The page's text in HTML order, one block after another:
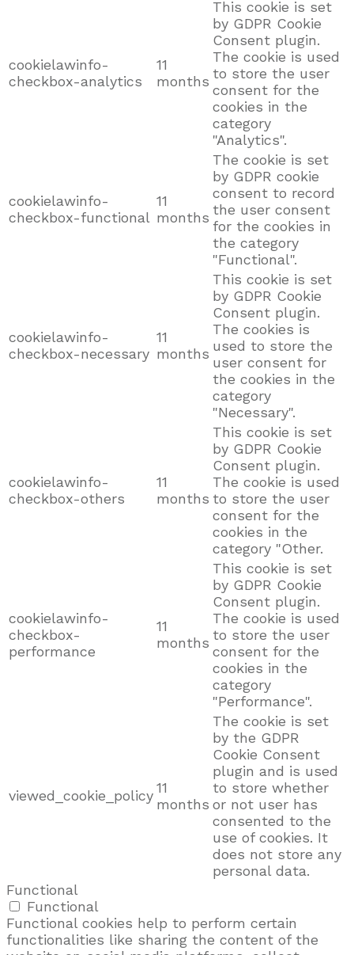
cookielawinfo-
checkbox-analytics
11
months
This cookie is set
by GDPR Cookie
Consent plugin.
The cookie is used
to store the user
consent for the
cookies in the
category
"Analytics".
cookielawinfo-
checkbox-functional
11
months
The cookie is set
by GDPR cookie
consent to record
the user consent
for the cookies in
the category
"Functional".
cookielawinfo-
checkbox-necessary
11
months
This cookie is set
by GDPR Cookie
Consent plugin.
The cookies is
used to store the
user consent for
the cookies in the
category
"Necessary".
cookielawinfo-
checkbox-others
11
months
This cookie is set
by GDPR Cookie
Consent plugin.
The cookie is used
to store the user
consent for the
cookies in the
category "Other.
cookielawinfo-
checkbox-
performance
11
months
This cookie is set
by GDPR Cookie
Consent plugin.
The cookie is used
to store the user
consent for the
cookies in the
category
"Performance".
viewed_cookie_policy11
months
The cookie is set
by the GDPR
Cookie Consent
plugin and is used
to store whether
or not user has
consented to the
use of cookies. It
does not store any
personal data.
Functional
Functional
Functional cookies help to perform certain
functionalities like sharing the content of the